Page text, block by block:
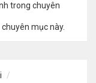
trong chuyên
mục này.